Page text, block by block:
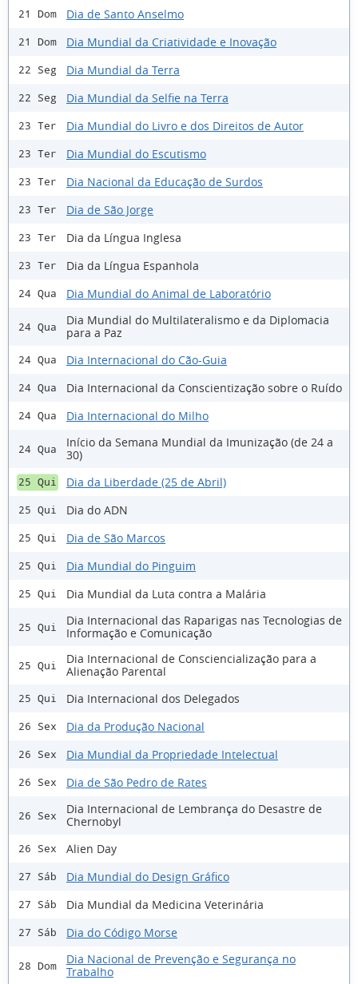
21 Dom Dia de Santo Anselmo
21 Dom Dia Mundial da Criatividade e Inovação
22 Seg Dia Mundial da Terra
22 Seg Dia Mundial da Selfie na Terra
23 Ter Dia Mundial do Livro e dos Direitos de Autor
23 Ter Dia Mundial do Escutismo
23 Ter Dia Nacional da Educação de Surdos
23 Ter Dia de São Jorge
23 Ter Dia da Língua Inglesa
23 Ter Dia da Língua Espanhola
24 Qua Dia Mundial do Animal de Laboratório
24 Qua
Dia Mundial do Multilateralismo e da Diplomacia
para a Paz
24 Qua Dia Internacional do Cão-Guia
24 Qua Dia Internacional da Conscientização sobre o Ruído
24 Qua Dia Internacional do Milho
24 Qua
Início da Semana Mundial da Imunização (de 24 a
30)
25 Qui Dia da Liberdade (25 de Abril)
25 Qui Dia do ADN
25 Qui Dia de São Marcos
25 Qui Dia Mundial do Pinguim
25 Qui Dia Mundial da Luta contra a Malária
25 Qui
Dia Internacional das Raparigas nas Tecnologias de
Informação e Comunicação
25 Qui
Dia Internacional de Consciencialização para a
Alienação Parental
25 Qui Dia Internacional dos Delegados
26 Sex Dia da Produção Nacional
26 Sex Dia Mundial da Propriedade Intelectual
26 Sex Dia de São Pedro de Rates
26 Sex
Dia Internacional de Lembrança do Desastre de
Chernobyl
26 Sex Alien Day
27 Sáb Dia Mundial do Design Gráfico
27 Sáb Dia Mundial da Medicina Veterinária
27 Sáb Dia do Código Morse
28 Dom
Dia Nacional de Prevenção e Segurança no
Trabalho